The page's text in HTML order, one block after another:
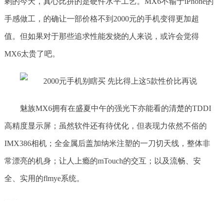
手感做工，的确让一部价格不到2000元的手机变得更加超
值。但如果对于那些追求性能发烧的人来说，或许会觉得
MX6太贵了吧。
魅族MX6拥有在盛夏中午的强光下亦能看的清楚的TDDI
高精度显示屏；虽然软件还有待优化，但表现力依然不俗的
IMX386相机；全金属后盖加纳米注塑的一刀切天线，整体非
常漂亮的机身；让人上瘾的mTouch的交互；以及流畅、安
全、实用的flmye系统。